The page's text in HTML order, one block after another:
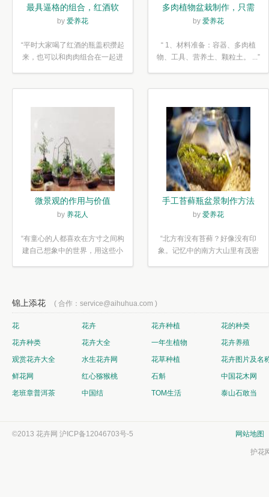
最具逼格的组合，红酒软
木塞diy多肉植物盆栽
by 爱养花
“平时大家喝了红酒的瓶盖积攒起
来，也可以和肉肉组合在一起进
多肉植物盆栽制作，只需
简单6步
by 爱养花
“ 1、材料准备：容器、多肉植
物、工具、营养土、颗粒土。 ...”
微景观的作用与价值
by 养花人
“有童心的人都喜欢在方寸之间构
建自己想象中的世界，用这些小
手工苔藓瓶盆景制作方法
by 爱养花
“北方有没有苔藓？好像没有印
象。记忆中的南方大山里有茂密
锦上添花 ( 合作：service@aihuhua.com )
花 花卉 花卉种植
花的种类
花卉种类
花卉大全 一年生植物
花卉养殖
观赏花卉大全
水生花卉网 花草种植
花卉图片及名
鲜花网
红心猕猴桃 石斛
中国花木网
老班章普洱茶
中国结 TOM生活 泰山石敢当
©2013 花卉网 沪ICP备12046703号-5 网站地图
护花